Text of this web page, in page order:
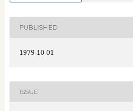
PUBLISHED
1979-10-01
ISSUE